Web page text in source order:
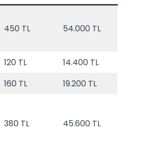
450 TL 54.000 TL
120 TL
14.400 TL
160 TL
19.200 TL
380 TL 45.600 TL